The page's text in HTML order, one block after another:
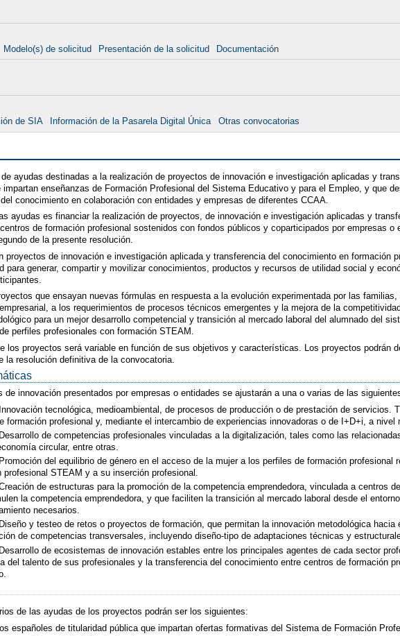
Modelo(s) de solicitud Presentación de la solicitud
Documentación
de SIA Información de la Pasarela Digital Única Otras convocatorias
ayudas destinadas a la realización de proyectos de innovación e investigación aplicadas y
impartan enseñanzas de Formación Profesional del Sistema Educativo y para el Empleo, y que
conocimiento en colaboración con entidades y empresas de diferentes CCAA.
ayudas es financiar la realización de proyectos, de innovación e investigación aplicadas y
centros de formación profesional sostenidos con fondos públicos y coparticipados por empresas
de la presente resolución.
proyectos de innovación e investigación aplicada y transferencia del conocimiento en formación
para generar, compartir y movilizar conocimientos, productos y recursos de utilidad social y
que ensayan nuevas fórmulas en respuesta a la evolución experimentada por las
a los requerimientos de procesos técnicos emergentes y la mejora de la
para un mejor desarrollo competencial y transición al mercado laboral del alumnado del
perfiles profesionales con formación STEAM.
los proyectos será variable en función de sus objetivos y características. Los proyectos podrán
la resolución definitiva de la convocatoria.
de innovación presentados por empresas o entidades se ajustarán a una o varias de las
Innovación tecnológica, medioambiental, de procesos de producción o de prestación de
formación profesional y, mediante el intercambio de experiencias innovadoras o de I+D+i, a nivel
Desarrollo de competencias profesionales vinculadas a la digitalización, tales como las
circular, entre otras.
del equilibrio de género en el acceso de la mujer a los perfiles de formación
profesional STEAM y a su inserción profesional.
de estructuras para la promoción de la competencia emprendedora, vinculada a centros
la competencia emprendedora, y que faciliten la transición al mercado laboral desde el
necesarios.
y testeo de retos o proyectos de formación, que permitan la innovación metodológica
de competencias transversales, incluyendo diseño-tipo de adaptaciones técnicas y
Desarrollo de ecosistemas de innovación estables entre los principales agentes de cada sector
del talento de sus profesionales y la transferencia del conocimiento entre centros de formación
de las ayudas de los proyectos podrán ser los siguientes:
españoles de titularidad pública que impartan ofertas formativas del Sistema de Formación